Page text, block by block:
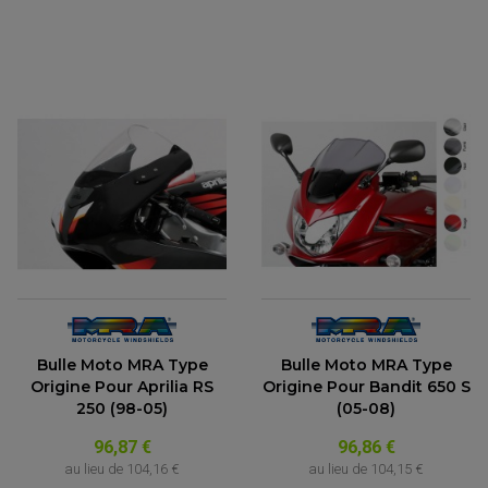
ROULEMENT DE DIRECTION
TRANSMISSION
AMORTISSEUR DE COUPLE
EMBRAYAGE MOTO
KIT CHAÎNE MOTO
ACCESSOIRE SCOOTER VESPA
ACCESSOIRE SCOOTER YAMAHA
Bulle Moto MRA Type
Origine Pour Aprilia RS
250 (98-05)
96,87 €
au lieu de 104,16 €
Bulle Moto MRA Type
Origine Pour Bandit 650 S
(05-08)
96,86 €
au lieu de 104,15 €